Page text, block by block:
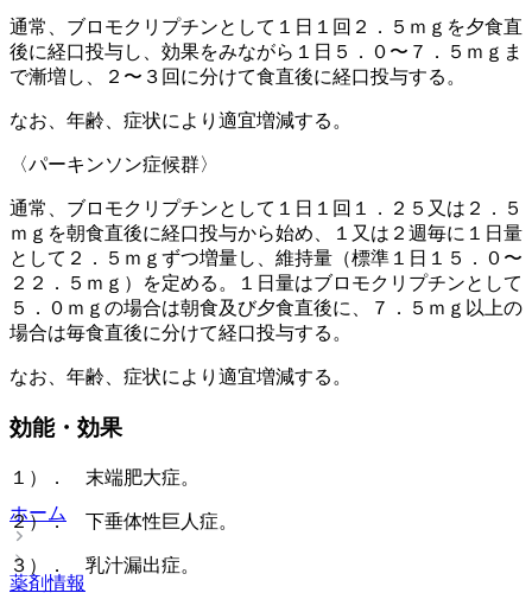
通常、ブロモクリプチンとして１日１回２．５ｍｇを夕食直
後に経口投与し、効果をみながら１日５．０〜７．５ｍｇま
で漸増し、２〜３回に分けて食直後に経口投与する。
なお、年齢、症状により適宜増減する。
〈パーキンソン症候群〉
通常、ブロモクリプチンとして１日１回１．２５又は２．５
ｍｇを朝食直後に経口投与から始め、１又は２週毎に１日量
として２．５ｍｇずつ増量し、維持量（標準１日１５．０〜
２２．５ｍｇ）を定める。１日量はブロモクリプチンとして
５．０ｍｇの場合は朝食及び夕食直後に、７．５ｍｇ以上の
場合は毎食直後に分けて経口投与する。
なお、年齢、症状により適宜増減する。
効能・効果
１）． 末端肥大症。
２）． 下垂体性巨人症。
３）． 乳汁漏出症。
ホーム
薬剤情報